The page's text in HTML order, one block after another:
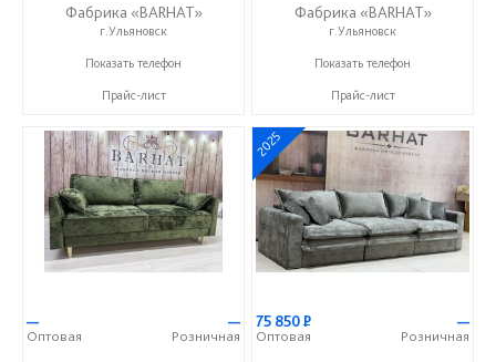
Фабрика «BARHAT»
г.Ульяновск
+7 (996) 219-29-77
Показать телефон
Прайс-лист
Фабрика «BARHAT»
г.Ульяновск
+7 (996) 219-29-77
Показать телефон
Прайс-лист
—
Оптовая
—
Розничная
2025
75 850Р
Оптовая
—
Розничная